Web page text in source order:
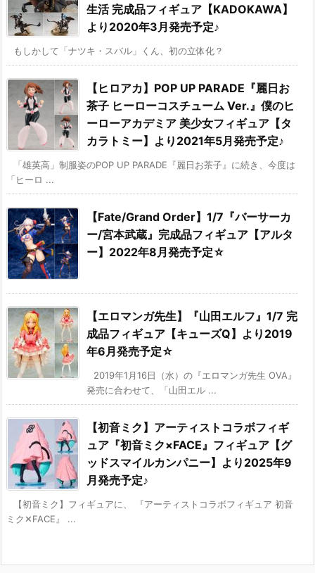
生活 完成品フィギュア【KADOKAWA】
より2020年3月発売予定♪
もしかして「ナツキ・スバル」くん、初の立体化？
【ヒロアカ】POP UP PARADE『麗日お
茶子 ヒーローコスチューム Ver.』僕のヒ
ーローアカデミア 美少女フィギュア【タ
カラトミー】より2021年5月発売予定♪
「雄英高」制服姿のPOP UP PARADE『麗日お茶子』に続き、今度は
「ヒーロ ...
【Fate/Grand Order】1/7『バーサーカ
ー/宮本武蔵』完成品フィギュア【アルタ
ー】2022年8月発売予定☆
【エロマンガ先生】『山田エルフ』1/7 完
成品フィギュア【キューズQ】より2019
年6月発売予定☆
2019年1月16日（水）の『エロマンガ先生 OVA』
発売に合わせて、「山田エル ...
【初音ミク】アーティストコラボフィギ
ュア『初音ミク×FACE』フィギュア【グ
ッドスマイルカンパニー】より2025年9
月発売予定♪
【初音ミク】フィギュアに、 『アーティストコラボフィギュア 初音
ミク✕FACE』 ...